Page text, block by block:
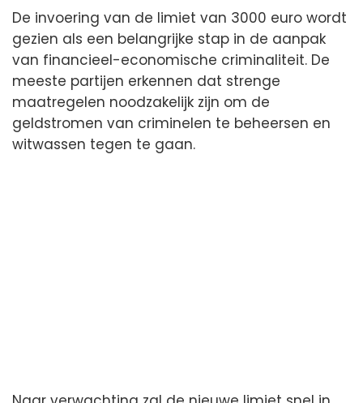
De invoering van de limiet van 3000 euro wordt
gezien als een belangrijke stap in de aanpak
van financieel-economische criminaliteit. De
meeste partijen erkennen dat strenge
maatregelen noodzakelijk zijn om de
geldstromen van criminelen te beheersen en
witwassen tegen te gaan.